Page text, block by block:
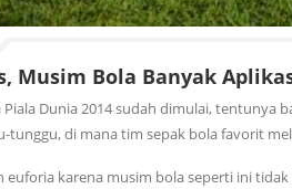
Musim Bola Banyak
Piala Dunia 2014 sudah dimulai, tentunya
tunggu, di mana tim sepak bola favorit
euforia karena musim bola seperti ini